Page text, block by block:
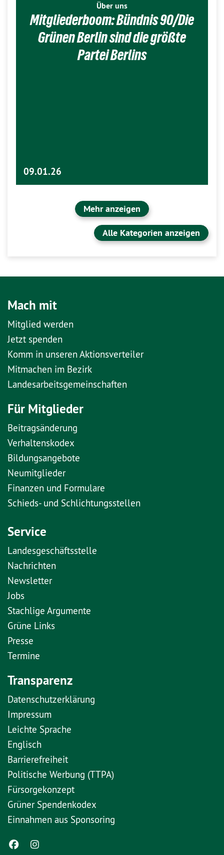
Über uns
Mitgliederboom: Bündnis 90/Die
Grünen Berlin sind die größte
Partei Berlins
09.01.26
Mehr anzeigen
Alle Kategorien anzeigen
Mach mit
Mitglied werden
Jetzt spenden
Komm in unseren Aktionsverteiler
Mitmachen im Bezirk
Landesarbeitsgemeinschaften
Für Mitglieder
Beitragsänderung
Verhaltenskodex
Bildungsangebote
Neumitglieder
Finanzen und Formulare
Schieds- und Schlichtungsstellen
Service
Landesgeschäftsstelle
Nachrichten
Newsletter
Jobs
Stachlige Argumente
Grüne Links
Presse
Termine
Transparenz
Datenschutzerklärung
Impressum
Leichte Sprache
Englisch
Barrierefreiheit
Politische Werbung (TTPA)
Fürsorgekonzept
Grüner Spendenkodex
Einnahmen aus Sponsoring